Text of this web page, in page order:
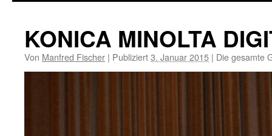
KONICA MINOLTA
Von Manfred Fischer | Publiziert3. Januar 2015 | Die gesamte